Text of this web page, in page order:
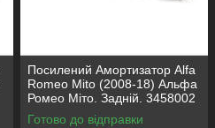
Посилений Амортизатор Alfa
Romeo Mito (2008-18) Альфа
Ромео Міто. Задній. 3458002
, 317722. KOREA Аксусс!
Готово до відправки